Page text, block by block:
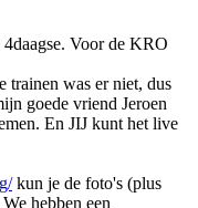
Voor de KRO
trainen was er niet, dus
goede vriend Jeroen
En JIJ kunt het live
kun je de foto's (plus
hebben een